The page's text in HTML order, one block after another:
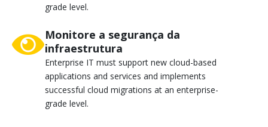
grade level.
Monitore a segurança da
infraestrutura
Enterprise IT must support new cloud-based
applications and services and implements
successful cloud migrations at an enterprise-
grade level.